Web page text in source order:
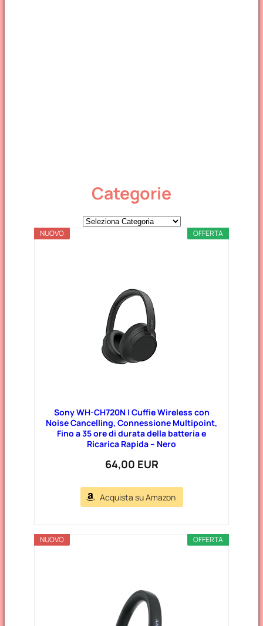
Categorie
C
OFFERTA
NUOVO
Sony WH-CH720N | Cuffie Wireless con
Noise Cancelling, Connessione Multipoint,
Fino a 35 ore di durata della batteria e
Ricarica Rapida – Nero
64,00 EUR
Acquista su Amazon
OFFERTA
NUOVO